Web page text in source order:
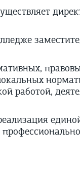
работой,